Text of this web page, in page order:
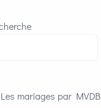
Les mariages par MVDB